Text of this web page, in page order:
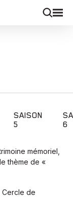
SAISON
5
6
mémoriel,
thème de «
Cercle de